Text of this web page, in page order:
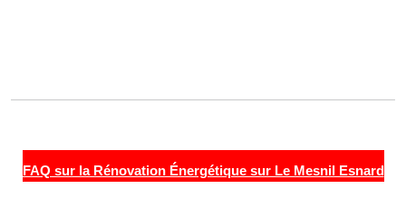
FAQ sur la Rénovation Énergétique sur Le Mesnil Esnard